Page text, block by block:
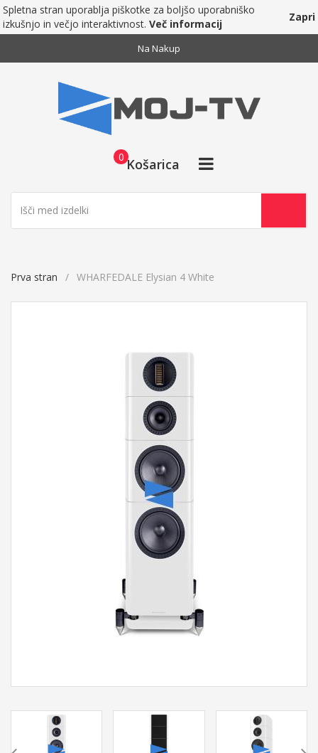
Spletna stran uporablja piškotke za boljšo uporabniško
izkušnjo in večjo interaktivnost. Več informacij
Zapri
Na Nakup
Košarica
0
Prva stran WHARFEDALE Elysian 4 White